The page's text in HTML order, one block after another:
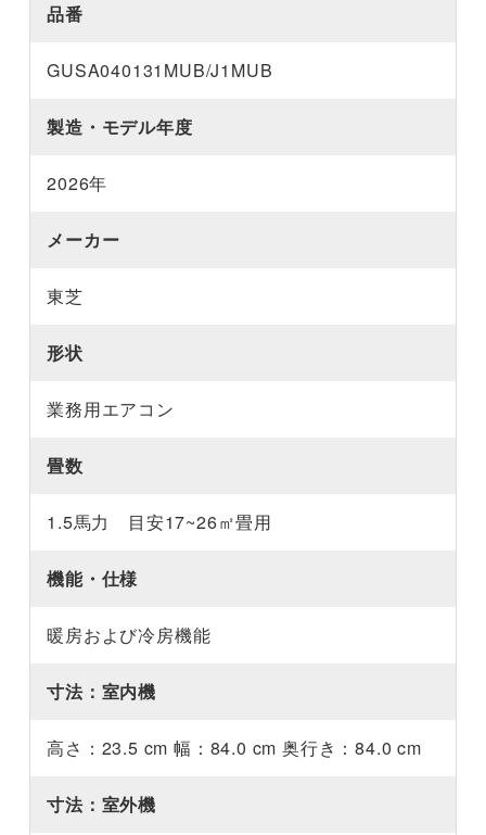
品番
GUSA040131MUB/J1MUB
製造・モデル年度
2026年
メーカー
東芝
形状
業務用エアコン
畳数
1.5馬力 目安17~26㎡畳用
機能・仕様
暖房および冷房機能
寸法：室内機
高さ：23.5 cm 幅：84.0 cm 奥行き：84.0 cm
寸法：室外機